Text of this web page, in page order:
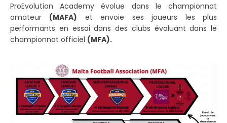
ProEvolution Academy évolue dans le championnat
amateur (MAFA) et envoie ses joueurs les plus
performants en essai dans des clubs évoluant dans le
championnat officiel (MFA).